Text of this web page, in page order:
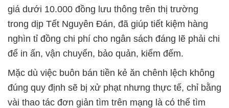
giá dưới 10.000 đồng lưu thông trên thị trường
trong dịp Tết Nguyên Đán, đã giúp tiết kiệm hàng
nghìn tỉ đồng chi phí cho ngân sách đáng lẽ phải chi
để in ấn, vận chuyển, bảo quản, kiểm đếm.
Mặc dù việc buôn bán tiền kẻ ăn chênh lệch không
đúng quy định sẽ bị xử phạt nhưng thực tế, chỉ bằng
vài thao tác đơn giản tìm trên mạng là có thể tìm